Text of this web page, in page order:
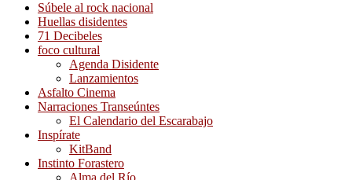
Súbele al rock nacional
Huellas disidentes
71 Decibeles
foco cultural
Agenda Disidente
Lanzamientos
Asfalto Cinema
Narraciones Transeúntes
El Calendario del Escarabajo
Inspírate
KitBand
Instinto Forastero